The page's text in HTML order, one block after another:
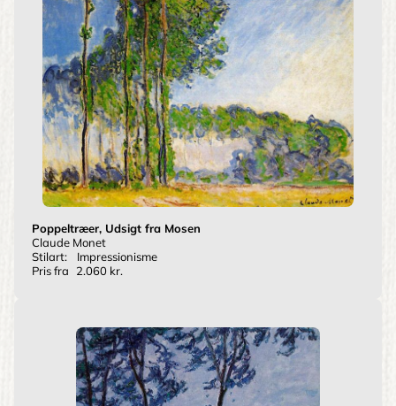
Poppeltræer, Udsigt fra Mosen
Claude Monet
Stilart:
Impressionisme
Pris fra
2.060 kr.